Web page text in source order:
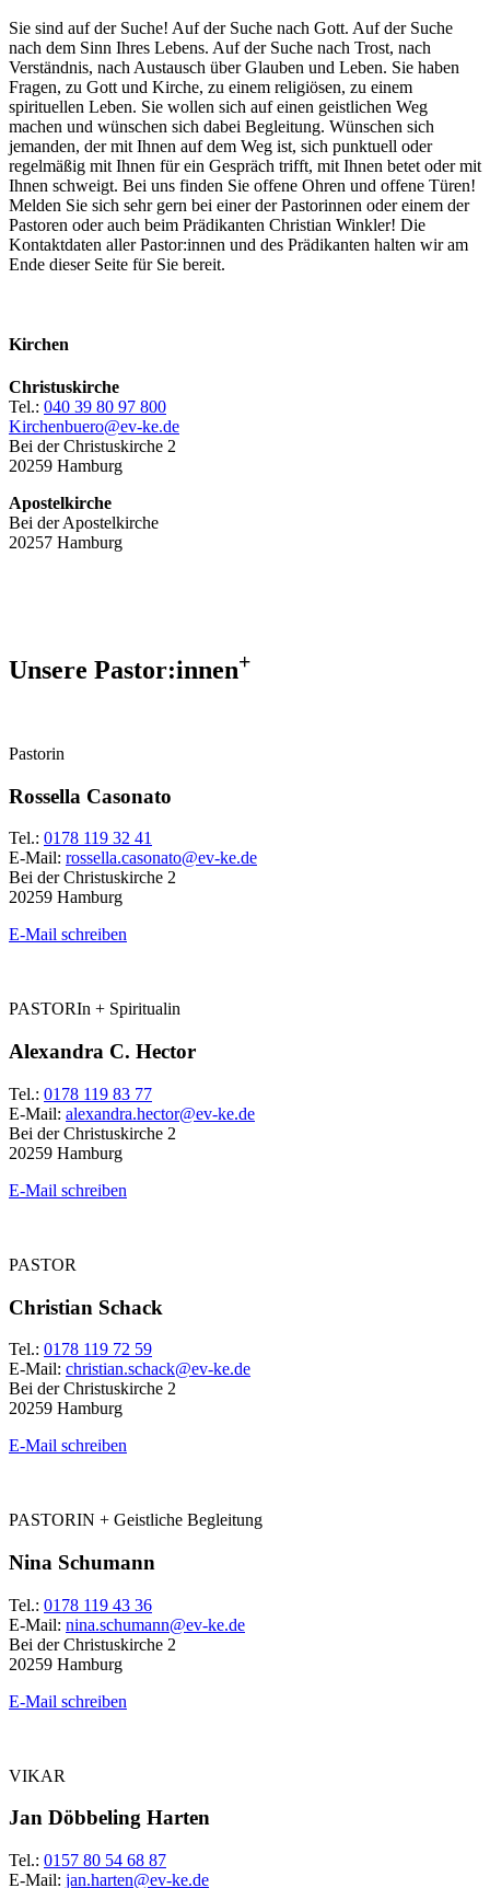
Sie sind auf der Suche! Auf der Suche nach Gott. Auf der Suche
nach dem Sinn Ihres Lebens. Auf der Suche nach Trost, nach
Verständnis, nach Austausch über Glauben und Leben. Sie haben
Fragen, zu Gott und Kirche, zu einem religiösen, zu einem
spirituellen Leben. Sie wollen sich auf einen geistlichen Weg
machen und wünschen sich dabei Begleitung. Wünschen sich
jemanden, der mit Ihnen auf dem Weg ist, sich punktuell oder
regelmäßig mit Ihnen für ein Gespräch trifft, mit Ihnen betet oder mit
Ihnen schweigt. Bei uns finden Sie offene Ohren und offene Türen!
Melden Sie sich sehr gern bei einer der Pastorinnen oder einem der
Pastoren oder auch beim Prädikanten Christian Winkler! Die
Kontaktdaten aller Pastor:innen und des Prädikanten halten wir am
Ende dieser Seite für Sie bereit.
Kirchen
Christuskirche
Tel.: 040 39 80 97 800
Kirchenbuero@ev-ke.de
Bei der Christuskirche 2
20259 Hamburg
Apostelkirche
Bei der Apostelkirche
20257 Hamburg
Unsere Pastor:innen+
Pastorin
Rossella Casonato
Tel.: 0178 119 32 41
E-Mail: rossella.casonato@ev-ke.de
Bei der Christuskirche 2
20259 Hamburg
E-Mail schreiben
PASTORIn + Spiritualin
Alexandra C. Hector
Tel.: 0178 119 83 77
E-Mail: alexandra.hector@ev-ke.de
Bei der Christuskirche 2
20259 Hamburg
E-Mail schreiben
PASTOR
Christian Schack
Tel.: 0178 119 72 59
E-Mail: christian.schack@ev-ke.de
Bei der Christuskirche 2
20259 Hamburg
E-Mail schreiben
PASTORIN + Geistliche Begleitung
Nina Schumann
Tel.: 0178 119 43 36
E-Mail: nina.schumann@ev-ke.de
Bei der Christuskirche 2
20259 Hamburg
E-Mail schreiben
VIKAR
Jan Döbbeling Harten
Tel.: 0157 80 54 68 87
E-Mail: jan.harten@ev-ke.de